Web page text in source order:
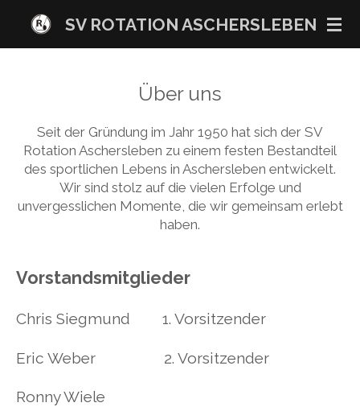
Zum
SV ROTATION ASCHERSLEBEN
Über uns
Seit der Gründung im Jahr 1950 hat sich der SV
Rotation Aschersleben zu einem festen Bestandteil
des sportlichen Lebens in Aschersleben entwickelt.
Wir sind stolz auf die vielen Erfolge und
unvergesslichen Momente, die wir gemeinsam erlebt
haben.
Vorstandsmitglieder
Chris Siegmund 1. Vorsitzender
Eric Weber 2. Vorsitzender
Ronny Wiele